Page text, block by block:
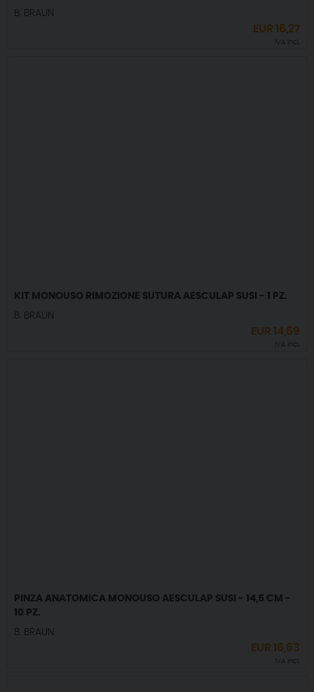
B. BRAUN
EUR16,27
IVA incl.
KIT MONOUSO RIMOZIONE SUTURA AESCULAP SUSI - 1 PZ.
B. BRAUN
EUR14,69
IVA incl.
PINZA ANATOMICA MONOUSO AESCULAP SUSI - 14,5 CM -
10 PZ.
B. BRAUN
EUR16,63
IVA incl.